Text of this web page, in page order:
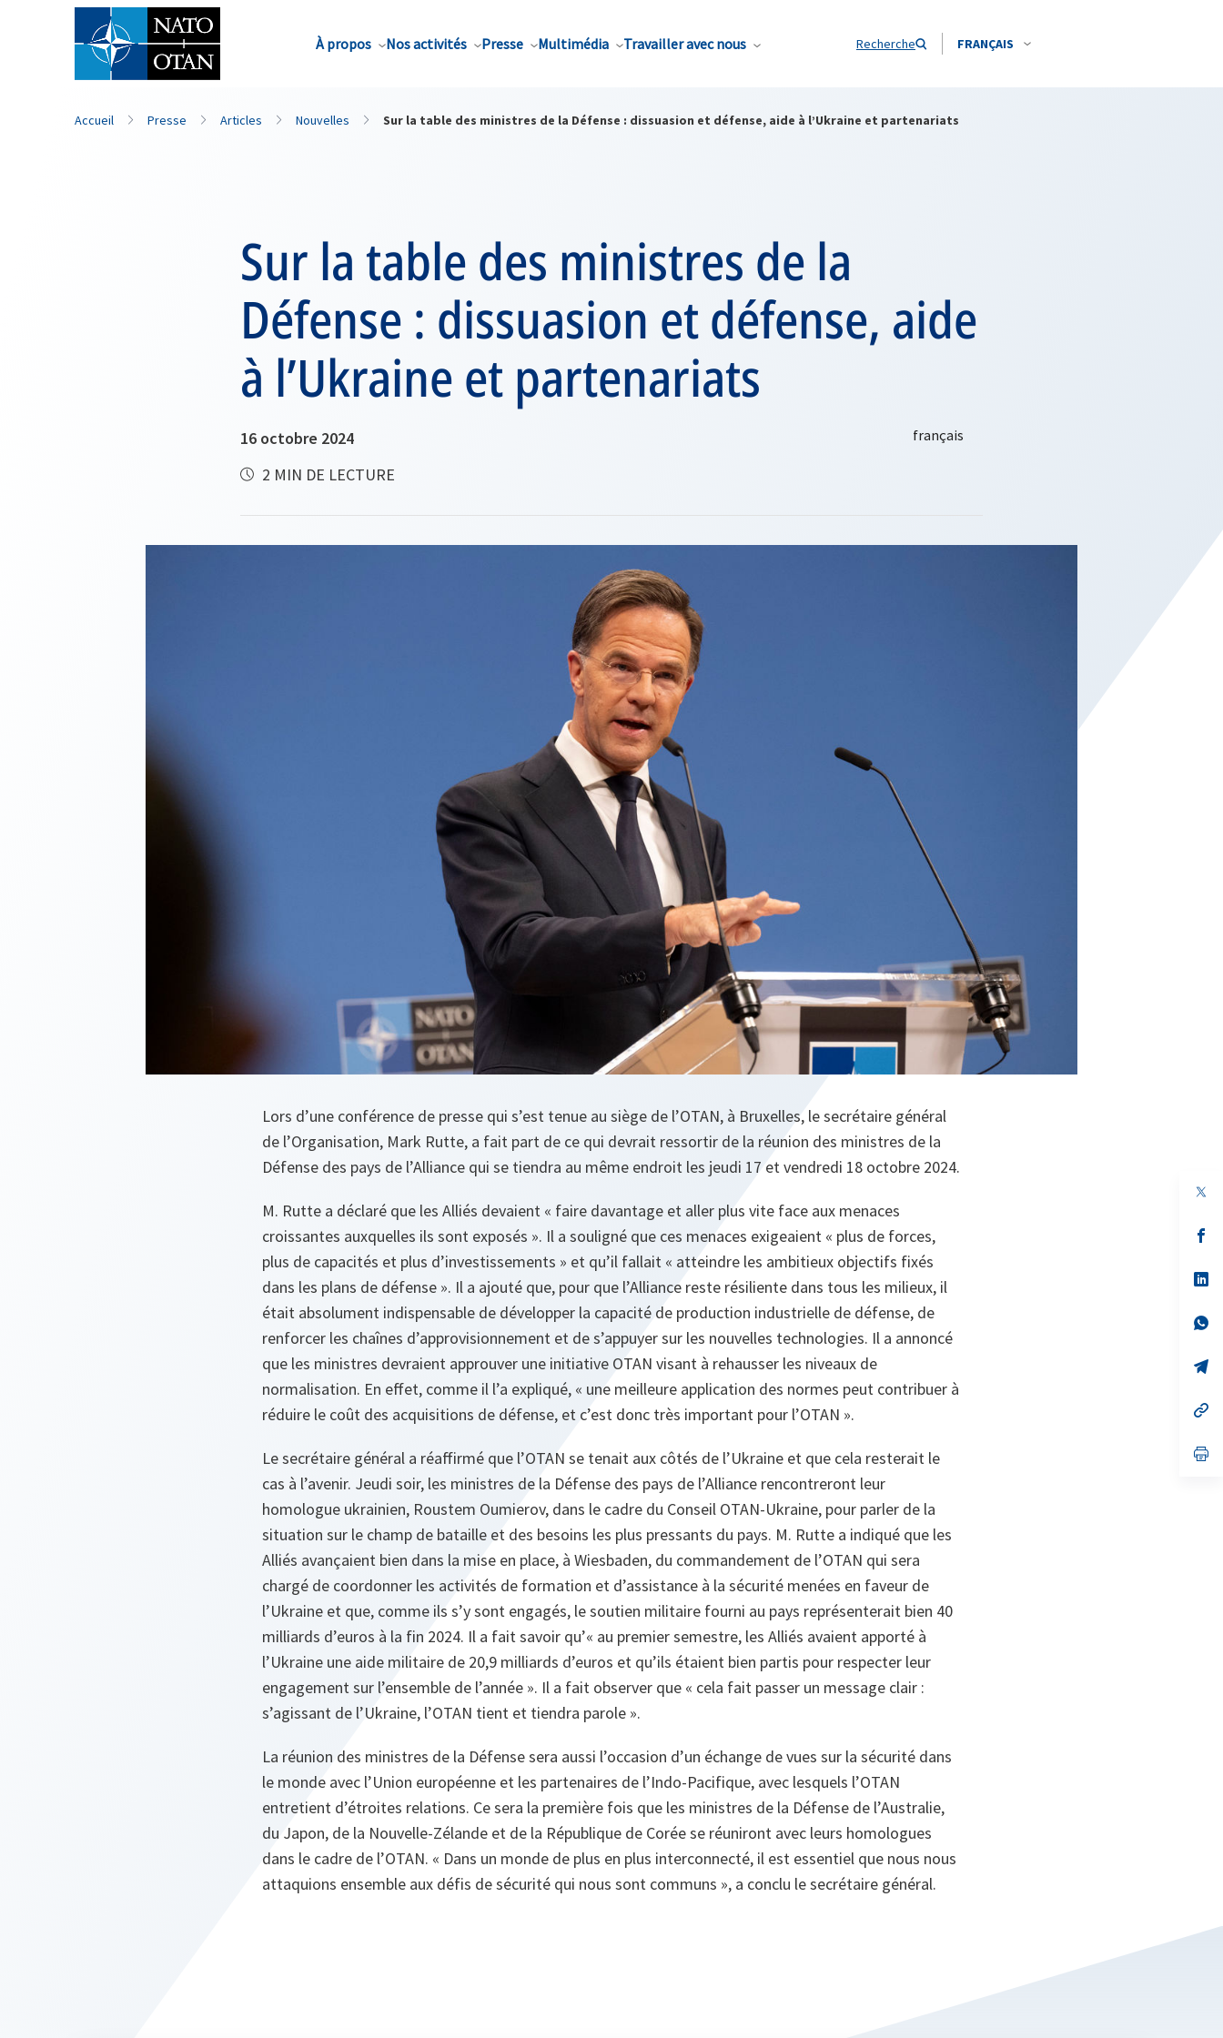
À propos Nos activités Presse Multimédia Travailler avec nous Recherche FRANÇAIS
Nom de famille*
Accueil Presse Articles Nouvelles Sur la table des ministres de la Défense : dissuasion et défense, aide à l’Ukraine et partenariats
Sur la table des ministres de la
Défense : dissuasion et défense, aide
à l’Ukraine et partenariats
16 octobre 2024
2 MIN DE LECTURE
Lors d’une conférence de presse qui s’est tenue au siège de l’OTAN, à Bruxelles, le secrétaire général
de l’Organisation, Mark Rutte, a fait part de ce qui devrait ressortir de la réunion des ministres de la
Défense des pays de l’Alliance qui se tiendra au même endroit les jeudi 17 et vendredi 18 octobre 2024.
M. Rutte a déclaré que les Alliés devaient « faire davantage et aller plus vite face aux menaces
croissantes auxquelles ils sont exposés ». Il a souligné que ces menaces exigeaient « plus de forces,
plus de capacités et plus d’investissements » et qu’il fallait « atteindre les ambitieux objectifs fixés
dans les plans de défense ». Il a ajouté que, pour que l’Alliance reste résiliente dans tous les milieux, il
était absolument indispensable de développer la capacité de production industrielle de défense, de
renforcer les chaînes d’approvisionnement et de s’appuyer sur les nouvelles technologies. Il a annoncé
que les ministres devraient approuver une initiative OTAN visant à rehausser les niveaux de
normalisation. En effet, comme il l’a expliqué, « une meilleure application des normes peut contribuer à
réduire le coût des acquisitions de défense, et c’est donc très important pour l’OTAN ».
Le secrétaire général a réaffirmé que l’OTAN se tenait aux côtés de l’Ukraine et que cela resterait le
cas à l’avenir. Jeudi soir, les ministres de la Défense des pays de l’Alliance rencontreront leur
homologue ukrainien, Roustem Oumierov, dans le cadre du Conseil OTAN-Ukraine, pour parler de la
situation sur le champ de bataille et des besoins les plus pressants du pays. M. Rutte a indiqué que les
Alliés avançaient bien dans la mise en place, à Wiesbaden, du commandement de l’OTAN qui sera
chargé de coordonner les activités de formation et d’assistance à la sécurité menées en faveur de
l’Ukraine et que, comme ils s’y sont engagés, le soutien militaire fourni au pays représenterait bien 40
milliards d’euros à la fin 2024. Il a fait savoir qu’« au premier semestre, les Alliés avaient apporté à
l’Ukraine une aide militaire de 20,9 milliards d’euros et qu’ils étaient bien partis pour respecter leur
engagement sur l’ensemble de l’année ». Il a fait observer que « cela fait passer un message clair :
s’agissant de l’Ukraine, l’OTAN tient et tiendra parole ».
La réunion des ministres de la Défense sera aussi l’occasion d’un échange de vues sur la sécurité dans
le monde avec l’Union européenne et les partenaires de l’Indo-Pacifique, avec lesquels l’OTAN
entretient d’étroites relations. Ce sera la première fois que les ministres de la Défense de l’Australie,
du Japon, de la Nouvelle-Zélande et de la République de Corée se réuniront avec leurs homologues
dans le cadre de l’OTAN. « Dans un monde de plus en plus interconnecté, il est essentiel que nous nous
attaquions ensemble aux défis de sécurité qui nous sont communs », a conclu le secrétaire général.